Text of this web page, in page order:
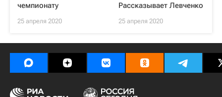
чемпионату
25 апреля 2020
Рассказывает Левченко
25 апреля 2020